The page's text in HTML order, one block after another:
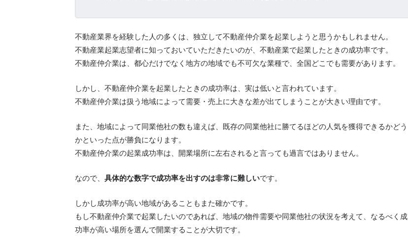
不動産業界を経験した人の多くは、独立して不動産仲介業を起業しようと思うかもしれません。
不動産業起業志望者に知っておいていただきたいのが、不動産業で起業したときの成功率です。
不動産仲介業は、都心だけでなく地方の地域でも不可欠な業種で、全国どこでも需要があります。
しかし、不動産仲介業を起業したときの成功率は、実は低いと言われています。
不動産仲介業は扱う地域によって需要・売上に大きな差が出てしまうことが大きい理由です。
また、地域によって同業他社の数も違えば、既存の同業他社に勝てるほどの人気を獲得できるかどう
かといった点が勝負になります。
不動産仲介業の起業成功率は、開業場所に左右されると言っても過言ではありません。
なので、 具体的な数字で成功率を出すのは非常に難しいです。
しかし成功率が高い地域があることもまた確かです。
もし不動産仲介業で起業したいのであれば、地域の物件需要や同業他社の状況を考えて、なるべく成
功率が高い場所を選んで開業することが大切です。